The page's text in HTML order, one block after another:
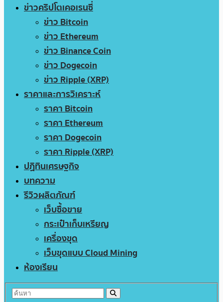
ข่าวคริปโตเคอเรนซี่
ข่าว Bitcoin
ข่าว Ethereum
ข่าว Binance Coin
ข่าว Dogecoin
ข่าว Ripple (XRP)
ราคาและการวิเคราะห์
ราคา Bitcoin
ราคา Ethereum
ราคา Dogecoin
ราคา Ripple (XRP)
ปฏิทินเศรษฐกิจ
บทความ
รีวิวผลิตภัณฑ์
เว็บซื้อขาย
กระเป๋าเก็บเหรียญ
เครื่องขุด
เว็บขุดแบบ Cloud Mining
ห้องเรียน